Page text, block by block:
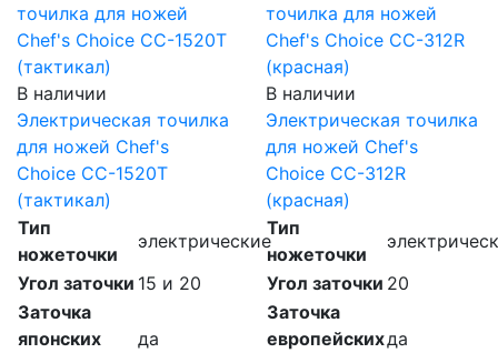
В наличии
Электрическая точилка
для ножей Chef's
Choice CC-1520T
(тактикал)
Тип
ножеточки
электрические
Угол заточки 15 и 20
Заточка
японских
да
В наличии
Электрическая точилка
для ножей Chef's
Choice CC-312R
(красная)
Тип
ножеточки
Угол заточки 20
Заточка
европейскихда